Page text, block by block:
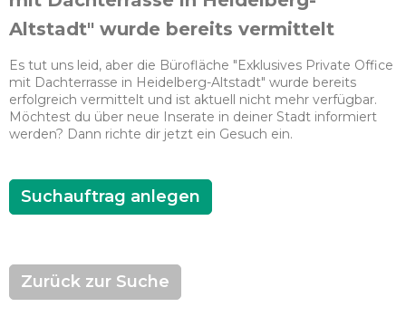
Altstadt" wurde bereits vermittelt
Es tut uns leid, aber die Bürofläche "Exklusives Private Office
mit Dachterrasse in Heidelberg-Altstadt" wurde bereits
erfolgreich vermittelt und ist aktuell nicht mehr verfügbar.
Möchtest du über neue Inserate in deiner Stadt informiert
werden? Dann richte dir jetzt ein Gesuch ein.
Suchauftrag anlegen
Zurück zur Suche